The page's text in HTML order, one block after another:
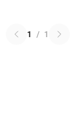
1 / 1